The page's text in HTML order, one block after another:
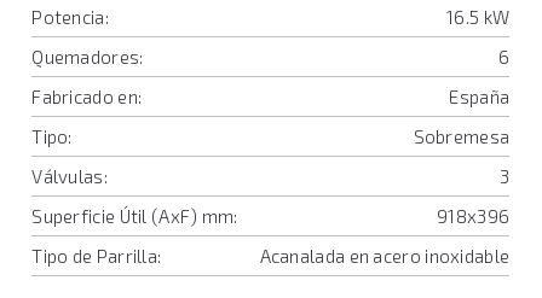
Potencia:
16.5 kW
Quemadores:
6
Fabricado en:
España
Tipo:
Sobremesa
Válvulas:
3
Superficie Útil (AxF) mm:
918x396
Tipo de Parrilla:
Acanalada en acero inoxidable